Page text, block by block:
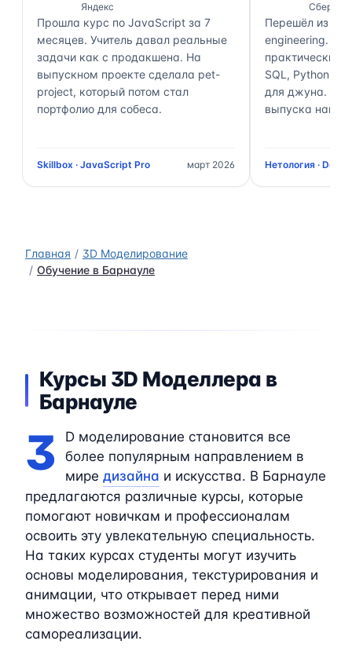
Яндекс
Прошла курс по JavaScript за 7
месяцев. Учитель давал реальные
задачи как с продакшена. На
выпускном проекте сделала pet-
project, который потом стал
портфолио для собеса.
Skillbox · JavaScript Pro март 2026
Сбер
Перешёл из
engineering.
практически
SQL, Python,
для джуна.
выпуска нашёл
Нетология · Data
Главная
3D Моделирование
Обучение в Барнауле
Курсы 3D Моделлера в
Барнауле
3
D моделирование становится все
более популярным направлением в
мире дизайна и искусства. В Барнауле
предлагаются различные курсы, которые
помогают новичкам и профессионалам
освоить эту увлекательную специальность.
На таких курсах студенты могут изучить
основы моделирования, текстурирования и
анимации, что открывает перед ними
множество возможностей для креативной
самореализации.